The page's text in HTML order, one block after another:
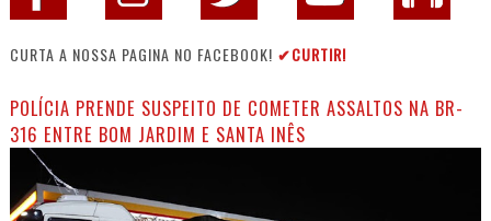
CURTA A NOSSA PAGINA NO FACEBOOK! ✔CURTIR!
POLÍCIA PRENDE SUSPEITO DE COMETER ASSALTOS NA BR-
316 ENTRE BOM JARDIM E SANTA INÊS